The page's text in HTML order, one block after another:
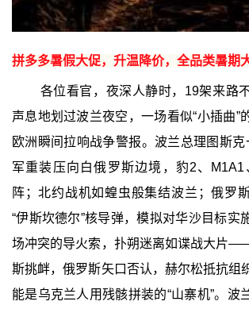
拼多多暑假大促，升温降价，全品类暑期
各位看官，夜深人静时，19架来路
声息地划过波兰夜空，一场看似“小插曲”
欧洲瞬间拉响战争警报。波兰总理图斯
军重装压向白俄罗斯边境，豹2、M1A1
阵；北约战机如蝗虫般集结波兰；俄罗
“伊斯坎德尔”核导弹，模拟对华沙目标实
场冲突的导火索，扑朔迷离如谍战大片
斯挑衅，俄罗斯矢口否认，赫尔松抵抗组
能是乌克兰人用残骸拼装的“山寨机”。波